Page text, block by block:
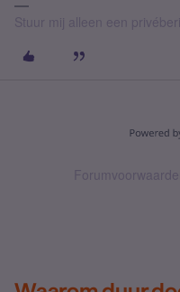
Stuur mij alleen een
Forumvoorwaarden